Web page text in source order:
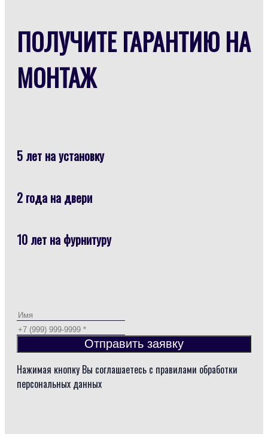
ПОЛУЧИТЕ ГАРАНТИЮ НА
МОНТАЖ
5 лет на установку
2 года на двери
10 лет на фурнитуру
Нажимая кнопку Вы соглашаетесь с правилами обработки
персональных данных
Отправить заявку